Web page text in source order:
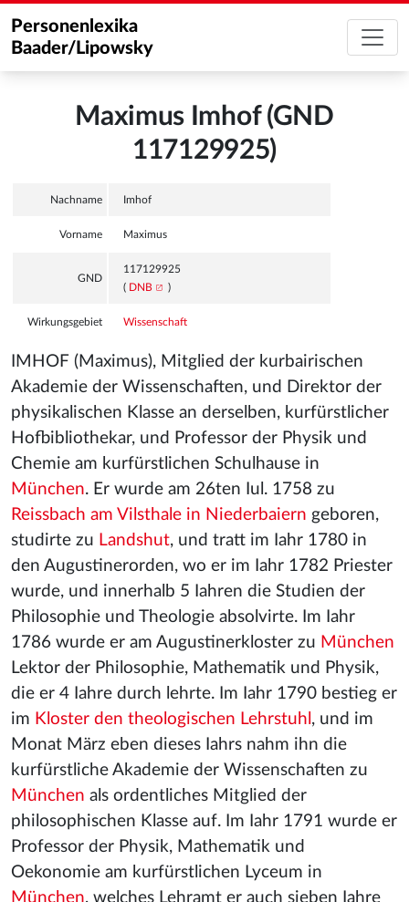
Personenlexika
Baader/Lipowsky
Maximus Imhof (GND
117129925)
Nachname Imhof
Vorname Maximus
GND
117129925
( DNB )
Wirkungsgebiet Wissenschaft
IMHOF (Maximus), Mitglied der kurbairischen
Akademie der Wissenschaften, und Direktor der
physikalischen Klasse an derselben, kurfürstlicher
Hofbibliothekar, und Professor der Physik und
Chemie am kurfürstlichen Schulhause in
München. Er wurde am 26ten Iul. 1758 zu
Reissbach am Vilsthale in Niederbaiern geboren,
studirte zu Landshut, und tratt im Iahr 1780 in
den Augustinerorden, wo er im Iahr 1782 Priester
wurde, und innerhalb 5 Iahren die Studien der
Philosophie und Theologie absolvirte. Im Iahr
1786 wurde er am Augustinerkloster zu München
Lektor der Philosophie, Mathematik und Physik,
die er 4 Iahre durch lehrte. Im Iahr 1790 bestieg er
im Kloster den theologischen Lehrstuhl , und im
Monat März eben dieses Iahrs nahm ihn die
kurfürstliche Akademie der Wissenschaften zu
München als ordentliches Mitglied der
philosophischen Klasse auf. Im Iahr 1791 wurde er
Professor der Physik, Mathematik und
Oekonomie am kurfürstlichen Lyceum in
München, welches Lehramt er auch sieben Iahre